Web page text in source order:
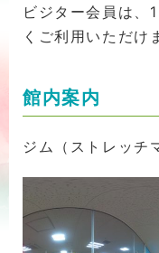
ビジター会員は
くご利用いただけ
館内案内
ジム（ストレッチ